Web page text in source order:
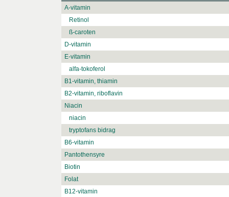
A-vitamin
Retinol
ß-caroten
D-vitamin
E-vitamin
alfa-tokoferol
B1-vitamin, thiamin
B2-vitamin, riboflavin
Niacin
niacin
tryptofans bidrag
B6-vitamin
Pantothensyre
Biotin
Folat
B12-vitamin